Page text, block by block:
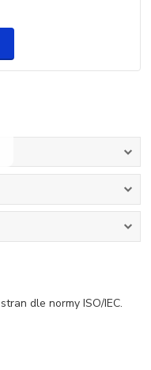
dle normy ISO/IEC.